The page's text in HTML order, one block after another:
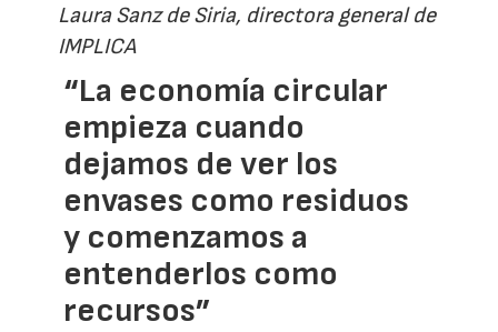
Laura Sanz de Siria, directora general de
IMPLICA
“La economía circular
empieza cuando
dejamos de ver los
envases como residuos
y comenzamos a
entenderlos como
recursos”